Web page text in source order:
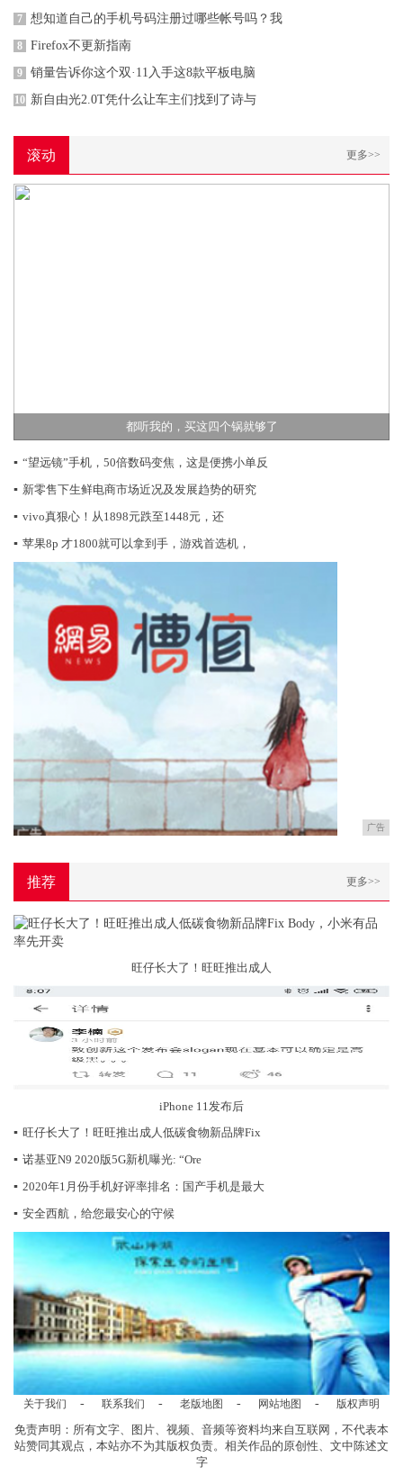
7 想知道自己的手机号码注册过哪些帐号吗？我
8 Firefox不更新指南
9 销量告诉你这个双·11入手这8款平板电脑
10 新自由光2.0T凭什么让车主们找到了诗与
滚动 更多>>
都听我的，买这四个锅就够了
▪ “望远镜”手机，50倍数码变焦，这是便携小单反
▪ 新零售下生鲜电商市场近况及发展趋势的研究
▪ vivo真狠心！从1898元跌至1448元，还
▪ 苹果8p 才1800就可以拿到手，游戏首选机，
广告
推荐 更多>>
旺仔长大了！旺旺推出成人
iPhone 11发布后
▪ 旺仔长大了！旺旺推出成人低碳食物新品牌Fix
▪ 诺基亚N9 2020版5G新机曝光: “Ore
▪ 2020年1月份手机好评率排名：国产手机是最大
▪ 安全西航，给您最安心的守候
关于我们 - 联系我们 - 老版地图 - 网站地图 - 版权声明
免责声明：所有文字、图片、视频、音频等资料均来自互联网，不代表本
站赞同其观点，本站亦不为其版权负责。相关作品的原创性、文中陈述文
字